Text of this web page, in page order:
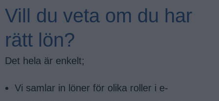
Vill du veta om du har
rätt lön?
Det hela är enkelt;
Vi samlar in löner för olika roller i e-